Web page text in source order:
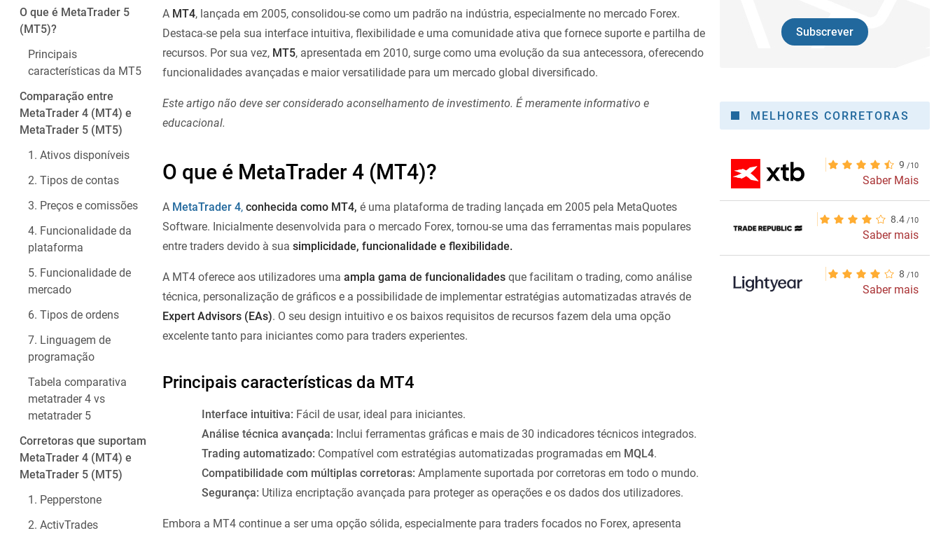
O que é MetaTrader 5
(MT5)?
Principais
características da MT5
Comparação entre
MetaTrader 4 (MT4) e
MetaTrader 5 (MT5)
1. Ativos disponíveis
2. Tipos de contas
3. Preços e comissões
4. Funcionalidade da
plataforma
5. Funcionalidade de
mercado
6. Tipos de ordens
7. Linguagem de
programação
Tabela comparativa
metatrader 4 vs
metatrader 5
Corretoras que suportam
MetaTrader 4 (MT4) e
MetaTrader 5 (MT5)
1. Pepperstone
2. ActivTrades
A MT4, lançada em 2005, consolidou-se como um padrão na indústria, especialmente no mercado Forex.
Destaca-se pela sua interface intuitiva, flexibilidade e uma comunidade ativa que fornece suporte e partilha de
recursos. Por sua vez, MT5, apresentada em 2010, surge como uma evolução da sua antecessora, oferecendo
funcionalidades avançadas e maior versatilidade para um mercado global diversificado.
Este artigo não deve ser considerado aconselhamento de investimento. É meramente informativo e
educacional.
O que é MetaTrader 4 (MT4)?
A MetaTrader 4, conhecida como MT4, é uma plataforma de trading lançada em 2005 pela MetaQuotes
Software. Inicialmente desenvolvida para o mercado Forex, tornou-se uma das ferramentas mais populares
entre traders devido à sua simplicidade, funcionalidade e flexibilidade.
A MT4 oferece aos utilizadores uma ampla gama de funcionalidades que facilitam o trading, como análise
técnica, personalização de gráficos e a possibilidade de implementar estratégias automatizadas através de
Expert Advisors (EAs). O seu design intuitivo e os baixos requisitos de recursos fazem dela uma opção
excelente tanto para iniciantes como para traders experientes.
Principais características da MT4
Interface intuitiva: Fácil de usar, ideal para iniciantes.
Análise técnica avançada: Inclui ferramentas gráficas e mais de 30 indicadores técnicos integrados.
Trading automatizado: Compatível com estratégias automatizadas programadas em MQL4.
Compatibilidade com múltiplas corretoras: Amplamente suportada por corretoras em todo o mundo.
Segurança: Utiliza encriptação avançada para proteger as operações e os dados dos utilizadores.
Embora a MT4 continue a ser uma opção sólida, especialmente para traders focados no Forex, apresenta
Subscrever
MELHORES CORRETORAS
9
Saber Mais
8.4
Saber mais
8
Saber mais